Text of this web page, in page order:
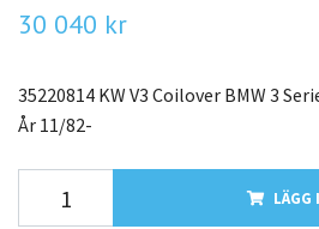
30 040 kr
35220814 KW V3 Coilover BMW 3
År 11/82-
LÄGG